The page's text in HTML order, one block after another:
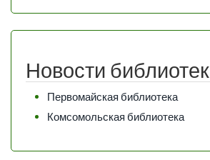
Новости библиотек
Первомайская библиотека
Комсомольская библиотека